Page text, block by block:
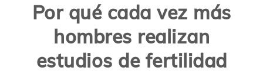
Por qué cada vez más
hombres realizan
estudios de fertilidad